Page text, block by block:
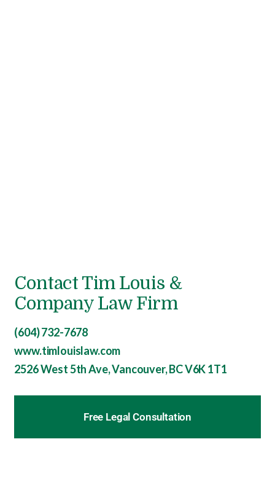
Contact Tim Louis &
Company Law Firm
(604) 732-7678
www.timlouislaw.com
2526 West 5th Ave, Vancouver, BC V6K 1T1
Free Legal Consultation